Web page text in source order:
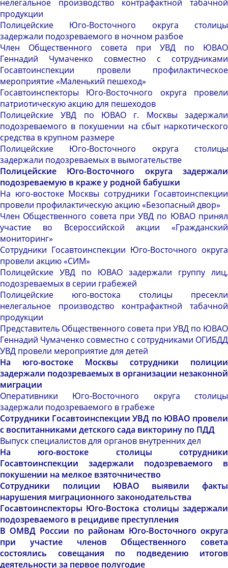
нелегальное производство контрафактной табачной
продукции
Полицейские Юго-Восточного округа столицы
задержали подозреваемого в ночном разбое
Член Общественного совета при УВД по ЮВАО
Геннадий Чумаченко совместно с сотрудниками
Госавтоинспекции провели профилактическое
мероприятие «Маленький пешеход»
Госавтоинспекторы Юго-Восточного округа провели
патриотическую акцию для пешеходов
Полицейские УВД по ЮВАО г. Москвы задержали
подозреваемого в покушении на сбыт наркотического
средства в крупном размере
Полицейские Юго-Восточного округа столицы
задержали подозреваемых в вымогательстве
Полицейские Юго-Восточного округа задержали
подозреваемую в краже у родной бабушки
На юго-востоке Москвы сотрудники Госавтоинспекции
провели профилактическую акцию «Безопасный двор»
Член Общественного совета при УВД по ЮВАО принял
участие во Всероссийской акции «Гражданский
мониторинг»
Сотрудники Госавтоинспекции Юго-Восточного округа
провели акцию «СИМ»
Полицейские УВД по ЮВАО задержали группу лиц,
подозреваемых в серии грабежей
Полицейские юго-востока столицы пресекли
нелегальное производство контрафактной табачной
продукции
Представитель Общественного совета при УВД по ЮВАО
Геннадий Чумаченко совместно с сотрудниками ОГИБДД
УВД провели мероприятие для детей
На юго-востоке Москвы сотрудники полиции
задержали подозреваемых в организации незаконной
миграции
Оперативники Юго-Восточного округа столицы
задержали подозреваемого в грабеже
Сотрудники Госавтоинспекции УВД по ЮВАО провели
с воспитанниками детского сада викторину по ПДД
Выпуск специалистов для органов внутренних дел
На юго-востоке столицы сотрудники
Госавтоинспекции задержали подозреваемого в
покушении на мелкое взяточничество
Сотрудники полиции ЮВАО выявили факты
нарушения миграционного законодательства
Госавтоинспекторы Юго-Востока столицы задержали
подозреваемого в рецидиве преступления
В ОМВД России по районам Юго-Восточного округа
при участие членов Общественного совета
состоялись совещания по подведению итогов
деятельности за первое полугодие